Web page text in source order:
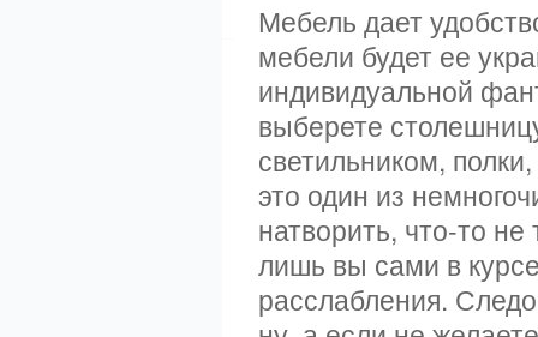
Мебель дает
мебели будет ее
индивидуальной
выберете
светильником,
это один из
натворить, что-то
лишь вы сами в
расслабления.